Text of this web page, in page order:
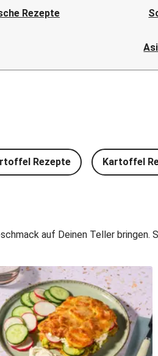
Rezepte
Rezepte Kartoffel
auf Deinen Teller bringen.